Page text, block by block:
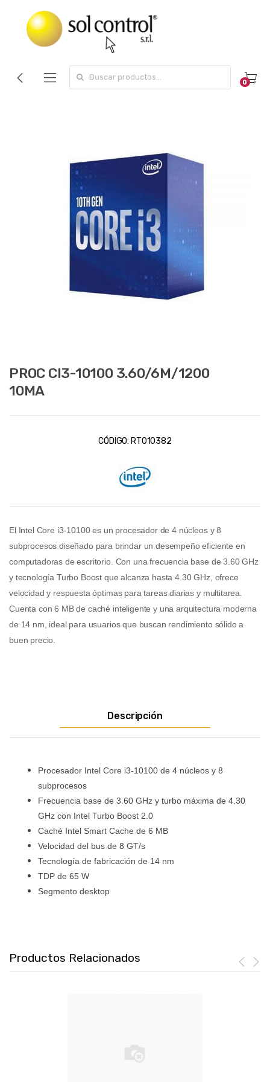
0
PROC CI3-10100 3.60/6M/1200
10MA
CÓDIGO: RT010382
El Intel Core i3-10100es un procesador de 4 núcleos y 8
subprocesos diseñado para brindar un desempeño eficiente en
computadoras de escritorio. Con una frecuencia base de 3.60 GHz
y tecnología Turbo Boost que alcanza hasta 4.30 GHz, ofrece
velocidad y respuesta óptimas para tareas diarias y multitarea.
Cuenta con 6 MB de caché inteligente y una arquitectura moderna
de 14 nm, ideal para usuarios que buscan rendimiento sólido a
buen precio.
Descripción
Procesador Intel Core i3-10100 de 4 núcleos y 8
subprocesos
Frecuencia base de 3.60 GHz y turbo máxima de 4.30
GHz con Intel Turbo Boost 2.0
Caché Intel Smart Cache de 6 MB
Velocidad del bus de 8 GT/s
Tecnología de fabricación de 14 nm
TDP de 65 W
Segmento desktop
Productos Relacionados